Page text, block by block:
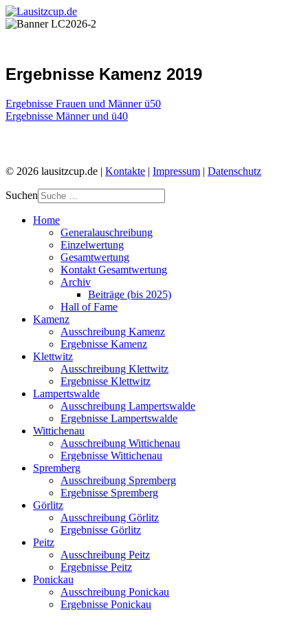
Ergebnisse Kamenz 2019
Ergebnisse Frauen und Männer ü50
Ergebnisse Männer und ü40
© 2026 lausitzcup.de | Kontakte | Impressum | Datenschutz
Suchen
Home
Generalauschreibung
Einzelwertung
Gesamtwertung
Kontakt Gesamtwertung
Archiv
Beiträge (bis 2025)
Hall of Fame
Kamenz
Ausschreibung Kamenz
Ergebnisse Kamenz
Klettwitz
Ausschreibung Klettwitz
Ergebnisse Klettwitz
Lampertswalde
Ausschreibung Lampertswalde
Ergebnisse Lampertswalde
Wittichenau
Ausschreibung Wittichenau
Ergebnisse Wittichenau
Spremberg
Ausschreibung Spremberg
Ergebnisse Spremberg
Görlitz
Ausschreibung Görlitz
Ergebnisse Görlitz
Peitz
Ausschreibung Peitz
Ergebnisse Peitz
Ponickau
Ausschreibung Ponickau
Ergebnisse Ponickau